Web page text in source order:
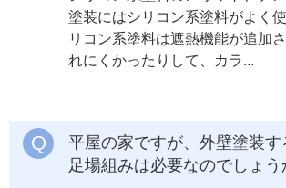
塗装にはシリコン系塗料がよく
リコン系塗料は遮熱機能が追加
れにくかったりして、カラ...
平屋の家ですが、外壁塗装
足場組みは必要なのでしょう